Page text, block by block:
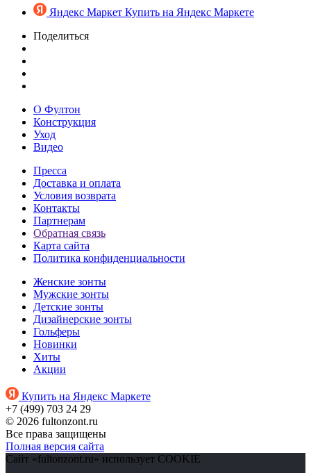
Яндекс Маркет Купить на Яндекс Маркете
Поделиться
О Фултон
Конструкция
Уход
Видео
Пресса
Доставка и оплата
Условия возврата
Контакты
Партнерам
Обратная связь
Карта сайта
Политика конфиденциальности
Женские зонты
Мужские зонты
Детские зонты
Дизайнерские зонты
Гольферы
Новинки
Хиты
Акции
Купить на Яндекс Маркете
+7 (499) 703 24 29
© 2026 fultonzont.ru
Все права защищены
Полная версия сайта
Сайт «fultonzont.ru» использует COOKIE